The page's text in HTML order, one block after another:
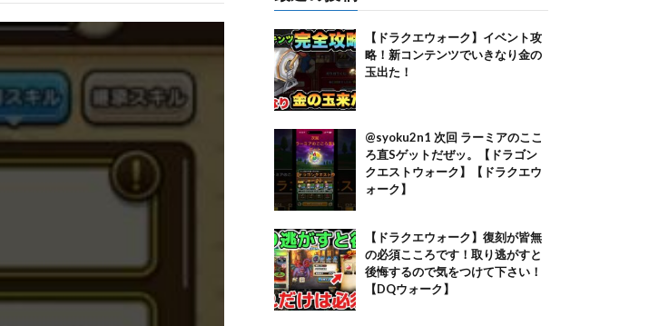
【ドラクエウォーク】イベント攻
略！新コンテンツでいきなり金の
玉出た！
@syoku2n1 次回 ラーミアのここ
ろ直Sゲットだぜッ。【ドラゴン
クエストウォーク】【ドラクエウ
ォーク】
【ドラクエウォーク】復刻が皆無
の必須こころです！取り逃がすと
後悔するので気をつけて下さい！
【DQウォーク】